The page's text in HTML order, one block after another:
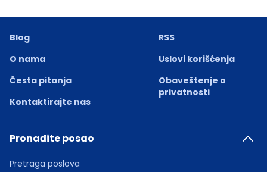
Blog
O nama
Česta pitanja
Kontaktirajte nas
RSS
Uslovi korišćenja
Obaveštenje o
privatnosti
Pronađite posao
Pretraga poslova